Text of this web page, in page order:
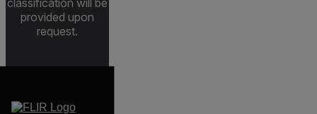
classification will be
provided upon
request.